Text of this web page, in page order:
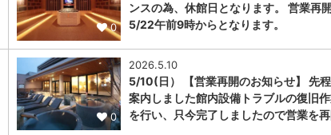
0
ンスの為、休館日となります。 営業再
5/22午前9時からとなります。
0
2026.5.10
5/10(日） 【営業再開のお知らせ】 先
案内しました館内設備トラブルの復旧
を行い、只今完了しましたので営業を